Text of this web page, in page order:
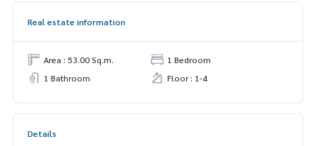
Real estate information
Area : 53.00 Sq.m.
1 Bedroom
1 Bathroom
Floor : 1-4
Details